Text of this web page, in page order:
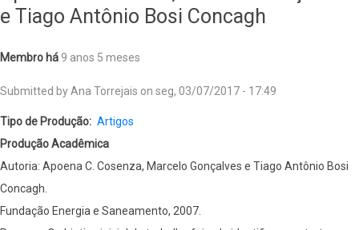
e Tiago Antônio Bosi Concagh
Membro há 9 anos 5 meses
Submitted byAna Torrejais on seg, 03/07/2017 - 17:49
Tipo de Produção
Artigos
Produção Acadêmica
Autoria: Apoena C. Cosenza, Marcelo Gonçalves e Tiago Antônio Bosi
Concagh.
Fundação Energia e Saneamento, 2007.